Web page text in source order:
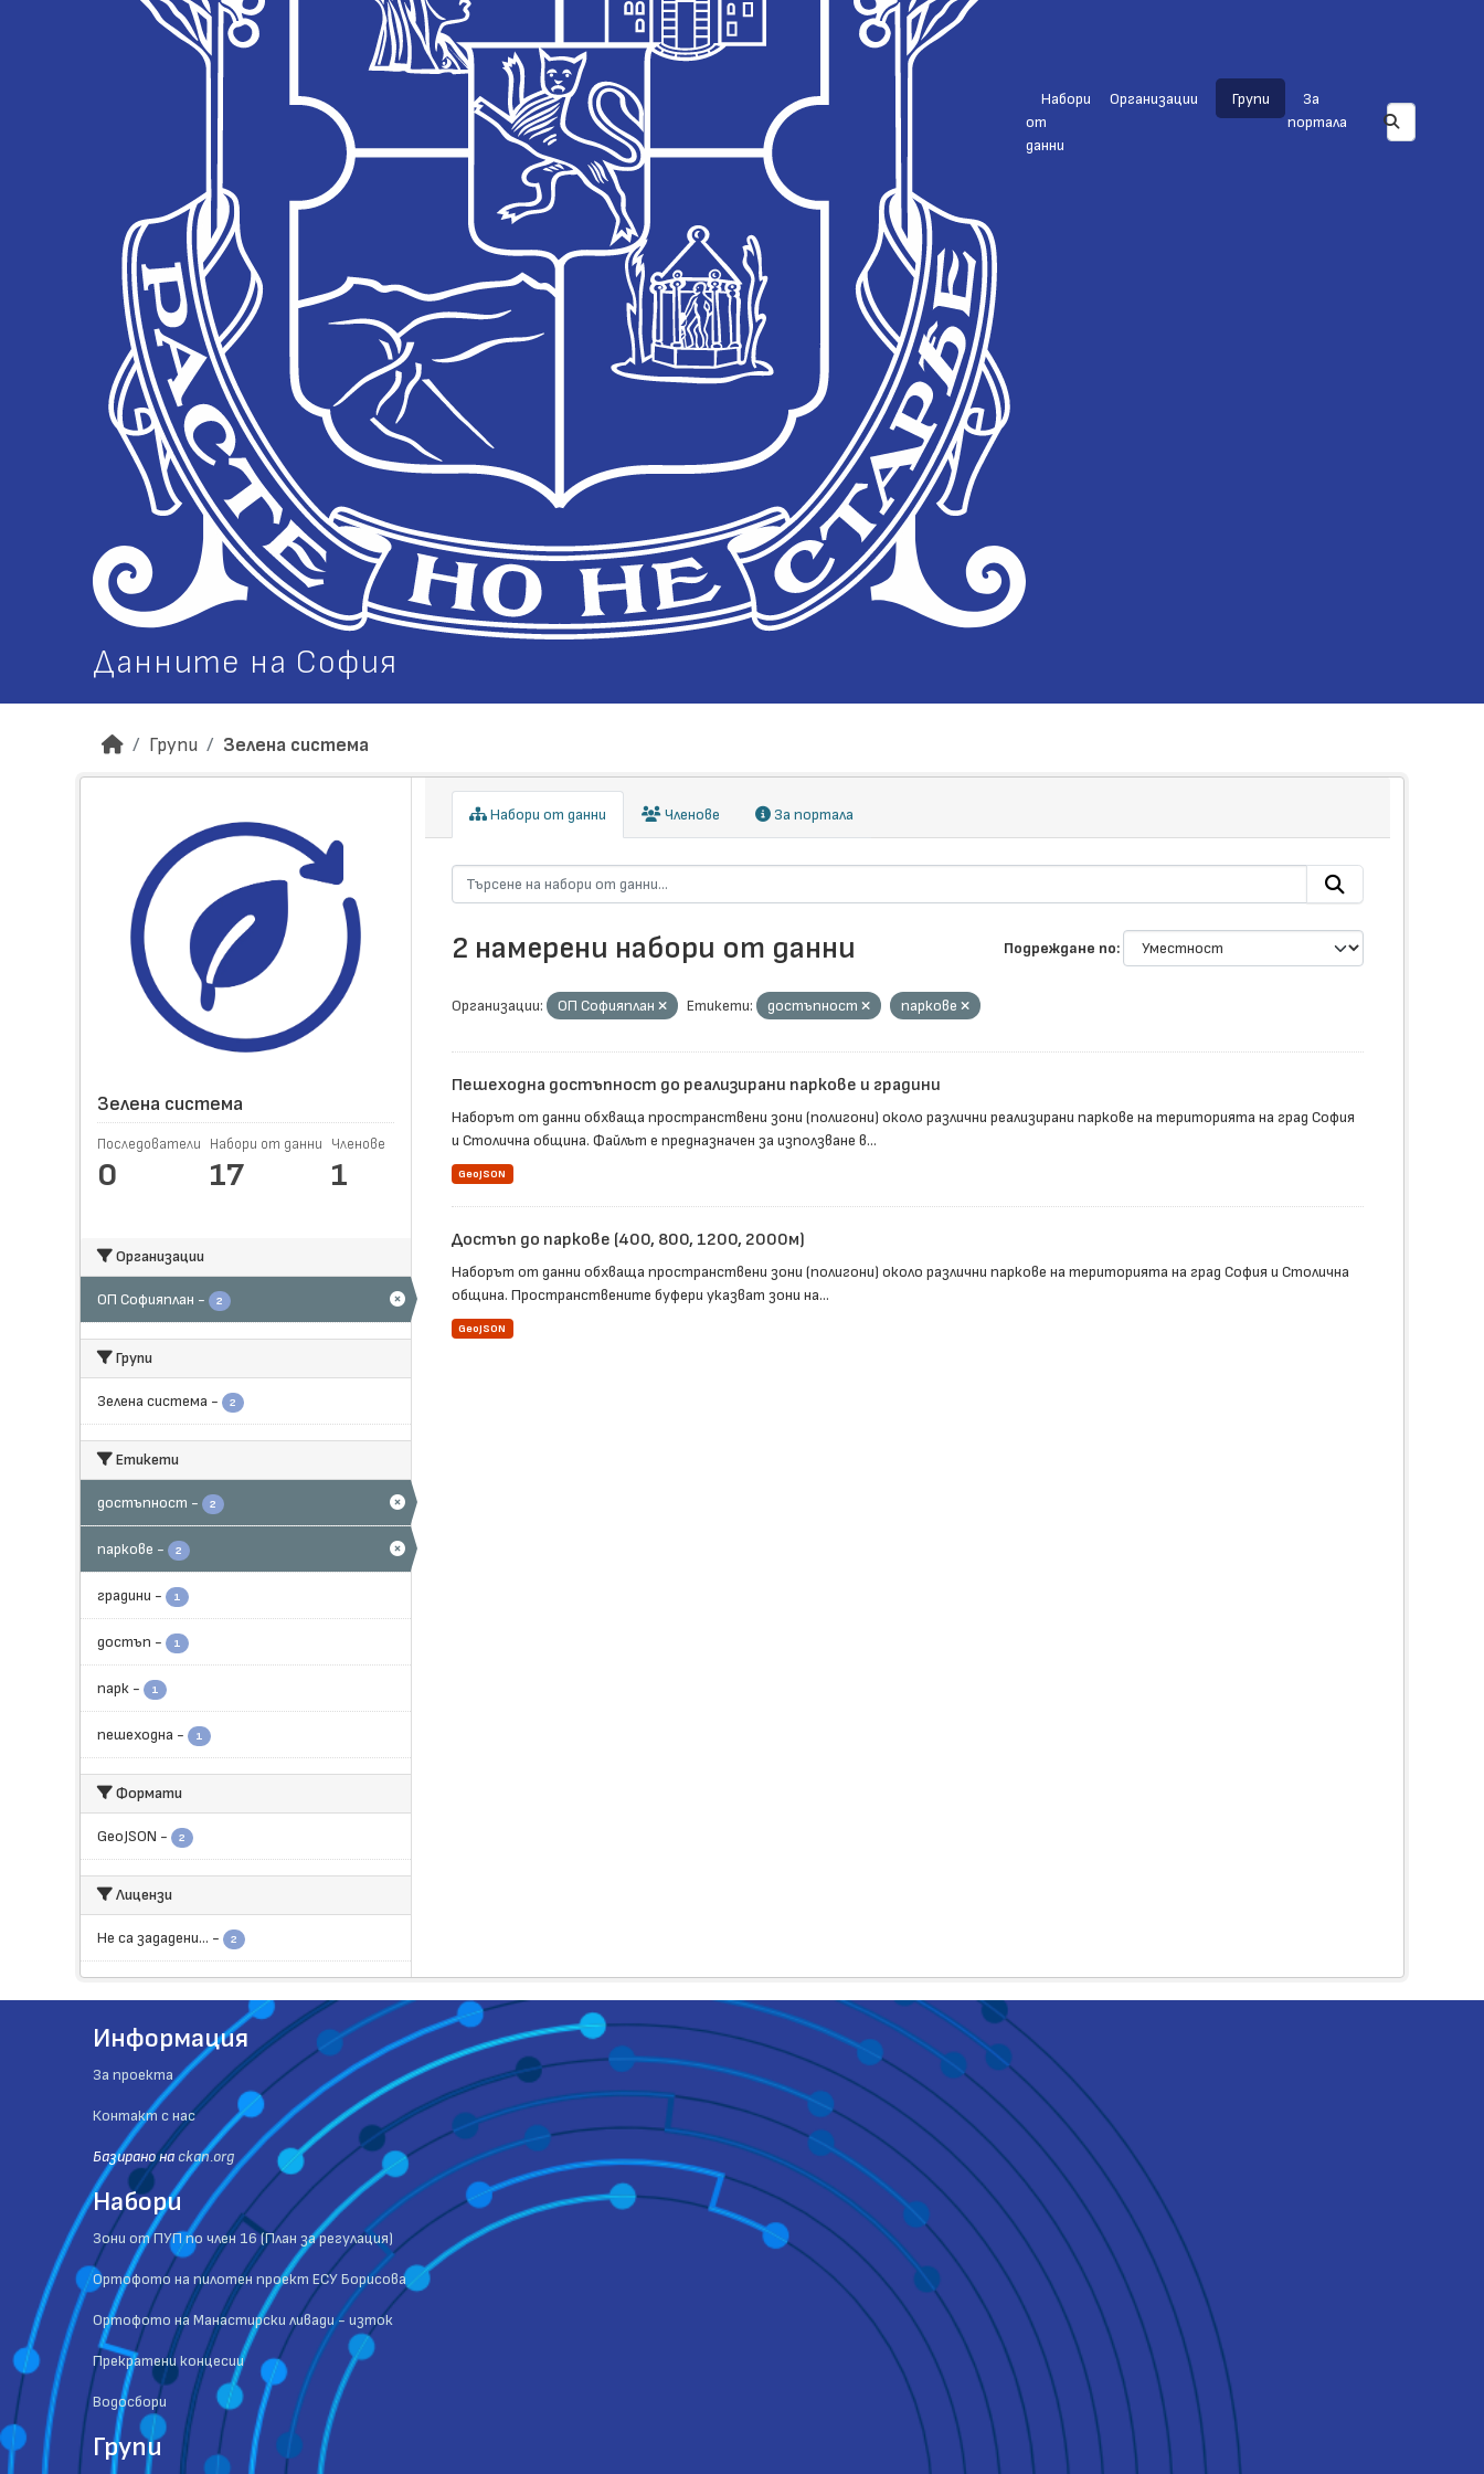
Данните на София
Набори
от
данни
Организации Групи
За
портала
Групи Зелена система
Зелена система
Последователи
0
Набори от данни
17
Членове
1
Организации
ОП Софияплан - 2
Групи
Зелена система - 2
Етикети
достъпност - 2
паркове - 2
градини - 1
достъп - 1
парк - 1
пешеходна - 1
Формати
GeoJSON - 2
Лицензи
Не са зададени... - 2
Набори от данни Членове За портала
Подреждане по
2 намерени набори от данни
Организации: ОП Софияплан Етикети: достъпност паркове
Пешеходна достъпност до реализирани паркове и градини
Наборът от данни обхваща пространствени зони (полигони) около различни реализирани паркове на територията на град София
и Столична община. Файлът е предназначен за използване в...
GeoJSON
Достъп до паркове (400, 800, 1200, 2000м)
Наборът от данни обхваща пространствени зони (полигони) около различни паркове на територията на град София и Столична
община. Пространствените буфери указват зони на...
GeoJSON
Информация
За проекта
Контакт с нас
Базиранo на ckan.org
Набори
Зони от ПУП по член 16 (План за регулация)
Ортофото на пилотен проект ЕСУ Борисова
Ортофото на Манастирски ливади - изток
Прекратени концесии
Водосбори
Групи